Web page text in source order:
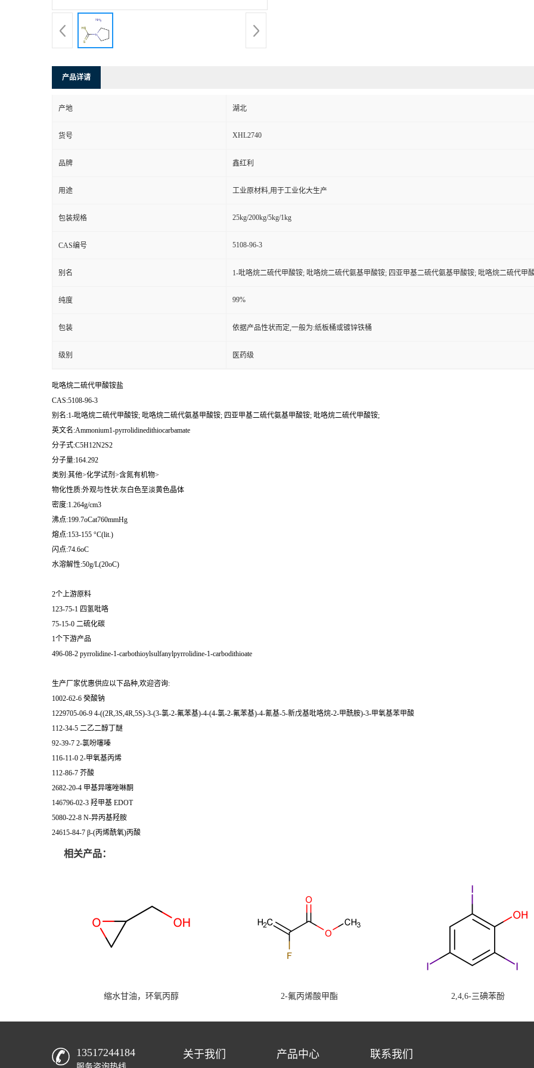
产品详请
产地 湖北
货号 XHL2740
品牌 鑫红利
用途 工业原材料,用于工业化大生产
包装规格 25kg/200kg/5kg/1kg
CAS编号 5108-96-3
别名 1-吡咯烷二硫代甲酸铵; 吡咯烷二硫代氨基甲酸铵; 四亚甲基二硫代氨基甲酸铵; 吡咯烷二硫代甲
纯度 99%
包装 依据产品性状而定,一般为:纸板桶或镀锌铁桶
级别 医药级
吡咯烷二硫代甲酸铵盐
CAS:5108-96-3
别名:1-吡咯烷二硫代甲酸铵; 吡咯烷二硫代氨基甲酸铵; 四亚甲基二硫代氨基甲酸铵; 吡咯烷二硫代甲酸铵;
英文名:Ammonium1-pyrrolidinedithiocarbamate
分子式:C5H12N2S2
分子量:164.292
类别:其他>化学试剂>含氮有机物>
物化性质:外观与性状:灰白色至淡黄色晶体
密度:1.264g/cm3
沸点:199.7oCat760mmHg
熔点:153-155 °C(lit.)
闪点:74.6oC
水溶解性:50g/L(20oC)
2个上游原料
123-75-1 四氢吡咯
75-15-0 二硫化碳
1个下游产品
496-08-2 pyrrolidine-1-carbothioylsulfanylpyrrolidine-1-carbodithioate
生产厂家优惠供应以下品种,欢迎咨询:
1002-62-6 癸酸钠
1229705-06-9 4-((2R,3S,4R,5S)-3-(3-氯-2-氟苯基)-4-(4-氯-2-氟苯基)-4-氰基-5-新戊基吡咯烷-2-甲酰胺)-3-甲氧基苯甲酸
112-34-5 二乙二醇丁醚
92-39-7 2-氯吩噻嗪
116-11-0 2-甲氧基丙烯
112-86-7 芥酸
2682-20-4 甲基异噻唑啉酮
146796-02-3 羟甲基 EDOT
5080-22-8 N-异丙基羟胺
24615-84-7 β-(丙烯酰氧)丙酸
相关产品：
缩水甘油，环氧丙醇 2-氟丙烯酸甲酯 2,4,6-三碘苯酚
13517244184 关于我们 产品中心 联系我们